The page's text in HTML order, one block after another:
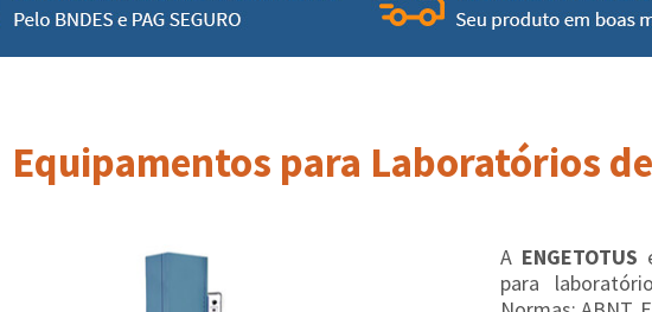
Equipamentos para Laboratórios
A ENGETOTUS
para